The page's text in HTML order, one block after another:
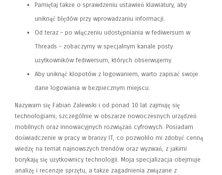
Pamiętaj także o sprawdzeniu ustawień klawiatury, aby
uniknąć błędów przy wprowadzaniu informacji.
Od teraz – po włączeniu udostępniania w fediwersum w
Threads – zobaczymy w specjalnym kanale posty
użytkowników fediwersum, których obserwujemy.
Aby uniknąć kłopotów z logowaniem, warto zapisać swoje
dane logowania w bezpiecznym miejscu.
Nazywam się Fabian Zalewski i od ponad 10 lat zajmuję się
technologiami, szczególnie w obszarze nowoczesnych urządzeń
mobilnych oraz innowacyjnych rozwiązań cyfrowych. Posiadam
doświadczenie w pracy w branży IT, co pozwoliło mi zdobyć cenną
wiedzę na temat najnowszych trendów oraz wyzwań, z jakimi
borykają się użytkownicy technologii. Moja specjalizacja obejmuje
analizę i recenzje sprzętu, a także zagadnienia związane z